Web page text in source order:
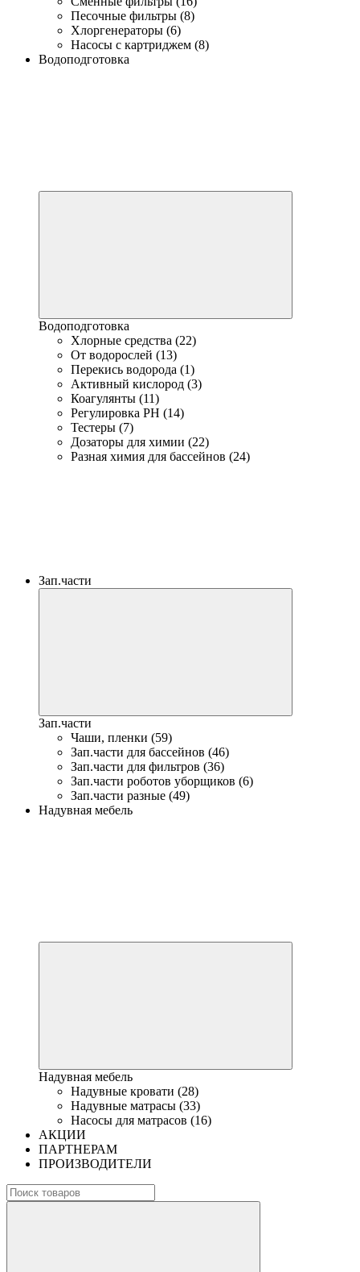
Песочные фильтры (8)
Хлоргенераторы (6)
Насосы с картриджем (8)
Водоподготовка
Водоподготовка
Хлорные средства (22)
От водорослей (13)
Перекись водорода (1)
Активный кислород (3)
Коагулянты (11)
Регулировка PH (14)
Тестеры (7)
Дозаторы для химии (22)
Разная химия для бассейнов (24)
Зап.части
Зап.части
Чаши, пленки (59)
Зап.части для бассейнов (46)
Зап.части для фильтров (36)
Зап.части роботов уборщиков (6)
Зап.части разные (49)
Надувная мебель
Надувная мебель
Надувные кровати (28)
Надувные матрасы (33)
Насосы для матрасов (16)
АКЦИИ
ПАРТНЕРАМ
ПРОИЗВОДИТЕЛИ